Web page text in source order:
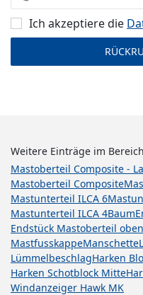
Ich akzeptiere die
Weitere Einträge im Bereich
Mastoberteil Composite -
Mastoberteil Composite
Mastunterteil ILCA 6
Mastunterteil ILCA 4Baum
Endstück Mastoberteil oben
MastfusskappeManschette
LümmelbeschlagHarken
Harken Schotblock Mitte
Windanzeiger Hawk MK